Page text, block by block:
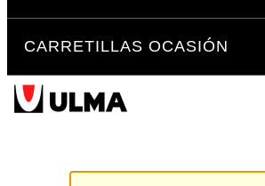
CARRETILLAS OCASIÓN